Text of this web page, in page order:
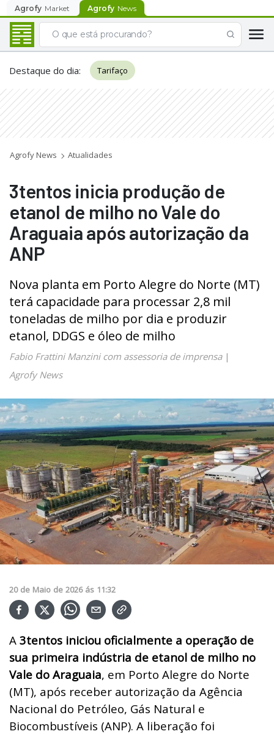
Agrofy Market Agrofy News
Destaque do dia: Tarifaço
Agrofy News Atualidades
3tentos inicia produção de
etanol de milho no Vale do
Araguaia após autorização da
ANP
Nova planta em Porto Alegre do Norte (MT)
terá capacidade para processar 2,8 mil
toneladas de milho por dia e produzir
etanol, DDGS e óleo de milho
Fabio Frattini Manzini com assessoria de imprensa|
Agrofy News
20 de Maio de 2026 ás 11:32
A 3tentos iniciou oficialmente a operação de
sua primeira indústria de etanol de milho no
Vale do Araguaia, em Porto Alegre do Norte
(MT), após receber autorização da Agência
Nacional do Petróleo, Gás Natural e
Biocombustíveis (ANP). A liberação foi